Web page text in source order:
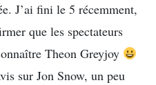
J’ai fini le 5 récemment,
que les spectateurs
Theon Greyjoy
sur Jon Snow, un peu